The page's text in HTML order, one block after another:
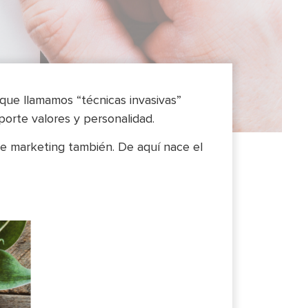
llamamos “técnicas invasivas”
valores y personalidad.
marketing también. De aquí nace el